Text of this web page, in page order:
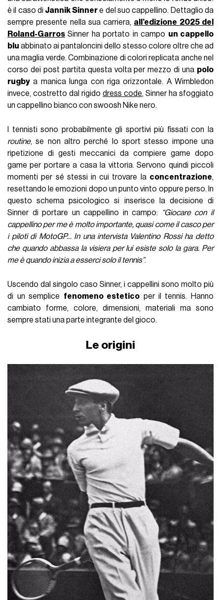
è il caso di Jannik Sinnere del suo cappellino. Dettaglio da
sempre presente nella sua carriera, all’edizione 2025 del
Roland-Garros Sinner ha portato in campo un cappello
blu abbinato ai pantaloncini dello stesso colore oltre che ad
una maglia verde. Combinazione di colori replicata anche nel
corso dei post partita questa volta per mezzo di una polo
rugby a manica lunga con riga orizzontale. A Wimbledon
invece, costretto dal rigido dress code, Sinner ha sfoggiato
un cappellino bianco con swoosh Nike nero.
I tennisti sono probabilmente gli sportivi più fissati con la
routine, se non altro perché lo sport stesso impone una
ripetizione di gesti meccanici da compiere game dopo
game per portare a casa la vittoria. Servono quindi piccoli
momenti per sé stessi in cui trovare la concentrazione,
resettando le emozioni dopo un punto vinto oppure perso. In
questo schema psicologico si inserisce la decisione di
Sinner di portare un cappellino in campo:
“Giocare con il
cappellino per me è molto importante, quasi come il casco per
i piloti di MotoGP… In una intervista Valentino Rossi ha detto
che quando abbassa la visiera per lui esiste solo la gara. Per
me è quando inizia a esserci solo il tennis”.
Uscendo dal singolo caso Sinner, i cappellini sono molto più
di un semplice fenomeno estetico per il tennis. Hanno
cambiato forme, colore, dimensioni, materiali ma sono
sempre stati una parte integrante del gioco.
Le origini